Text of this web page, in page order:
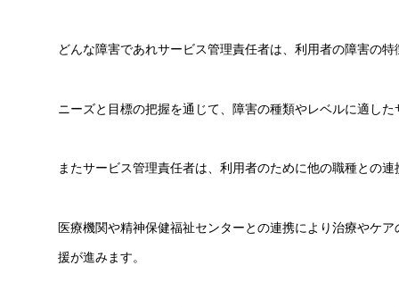
どんな障害であれサービス管理責任者は、利用者の障害の
ニーズと目標の把握を通じて、障害の種類やレベルに適し
またサービス管理責任者は、利用者のために他の職種との
医療機関や精神保健福祉センターとの連携により治療やケ
援が進みます。